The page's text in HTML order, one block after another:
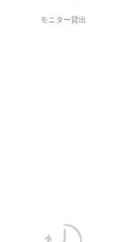
モニター貸出